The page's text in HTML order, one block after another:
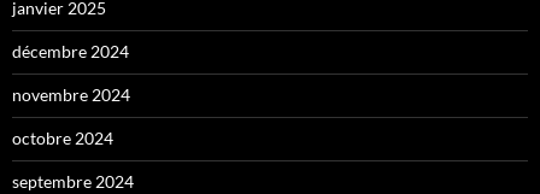
janvier 2025
décembre 2024
novembre 2024
octobre 2024
septembre 2024